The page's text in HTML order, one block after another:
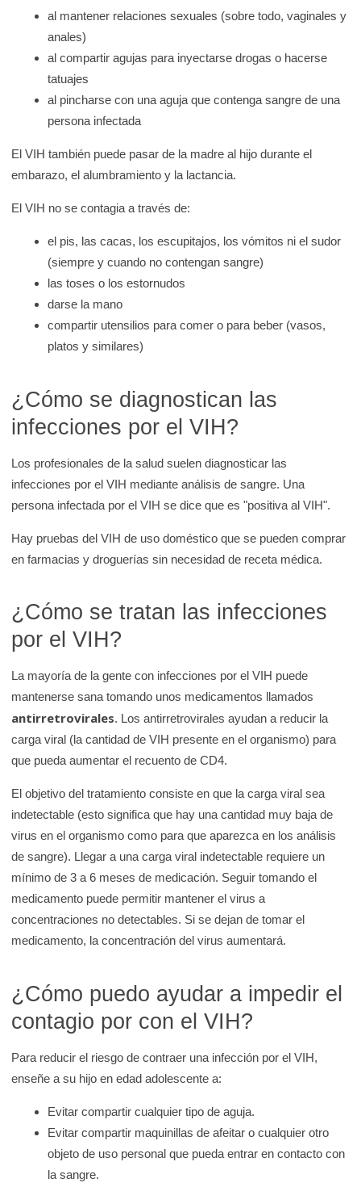
al mantener relaciones sexuales (sobre todo, vaginales y
anales)
al compartir agujas para inyectarse drogas o hacerse
tatuajes
al pincharse con una aguja que contenga sangre de una
persona infectada
El VIH también puede pasar de la madre al hijo durante el
embarazo, el alumbramiento y la lactancia.
El VIH no se contagia a través de:
el pis, las cacas, los escupitajos, los vómitos ni el sudor
(siempre y cuando no contengan sangre)
las toses o los estornudos
darse la mano
compartir utensilios para comer o para beber (vasos,
platos y similares)
¿Cómo se diagnostican las
infecciones por el VIH?
Los profesionales de la salud suelen diagnosticar las
infecciones por el VIH mediante análisis de sangre. Una
persona infectada por el VIH se dice que es "positiva al VIH".
Hay pruebas del VIH de uso doméstico que se pueden comprar
en farmacias y droguerías sin necesidad de receta médica.
¿Cómo se tratan las infecciones
por el VIH?
La mayoría de la gente con infecciones por el VIH puede
mantenerse sana tomando unos medicamentos llamados
antirretrovirales. Los antirretrovirales ayudan a reducir la
carga viral (la cantidad de VIH presente en el organismo) para
que pueda aumentar el recuento de CD4.
El objetivo del tratamiento consiste en que la carga viral sea
indetectable (esto significa que hay una cantidad muy baja de
virus en el organismo como para que aparezca en los análisis
de sangre). Llegar a una carga viral indetectable requiere un
mínimo de 3 a 6 meses de medicación. Seguir tomando el
medicamento puede permitir mantener el virus a
concentraciones no detectables. Si se dejan de tomar el
medicamento, la concentración del virus aumentará.
¿Cómo puedo ayudar a impedir el
contagio por con el VIH?
Para reducir el riesgo de contraer una infección por el VIH,
enseñe a su hijo en edad adolescente a:
Evitar compartir cualquier tipo de aguja.
Evitar compartir maquinillas de afeitar o cualquier otro
objeto de uso personal que pueda entrar en contacto con
la sangre.